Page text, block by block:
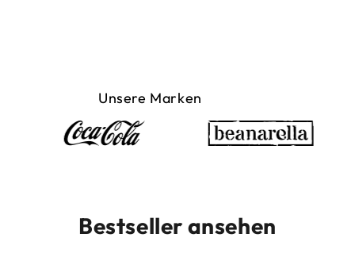
Unsere Marken
Bestseller ansehen